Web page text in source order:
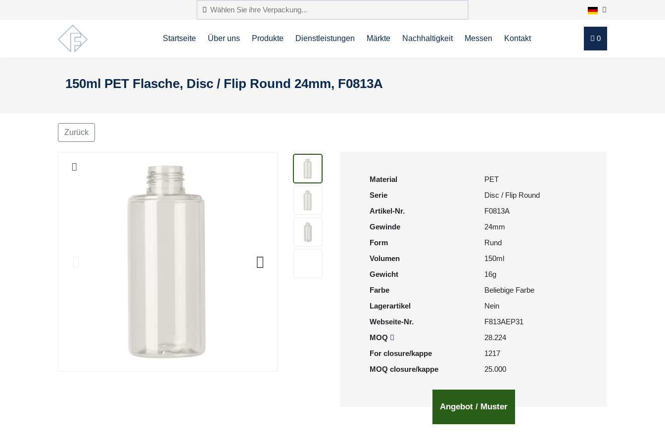
Startseite Über uns Produkte Dienstleistungen Märkte Nachhaltigkeit Messen Kontakt 0
150ml PET Flasche, Disc / Flip Round 24mm, F0813A
Zurück
Material
PET
Serie
Disc / Flip Round
Artikel-Nr.
F0813A
Gewinde
24mm
Form
Rund
Volumen
150ml
Gewicht
16g
Farbe
Beliebige Farbe
Lagerartikel
Nein
Webseite-Nr.
F813AEP31
MOQ
28.224
For closure/kappe
1217
MOQ closure/kappe
25.000
Angebot / Muster